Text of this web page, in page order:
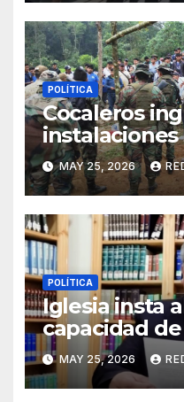
POLÍTICA
Cocaleros
Trópico: “No
estado de
MAY 25, 2026
POLÍTICA
Iglesia insta
capacidad
bien del
disposición
MAY 25, 2026